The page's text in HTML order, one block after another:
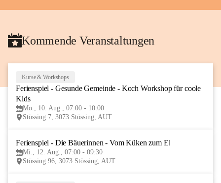
Kommende Veranstaltungen
AUG
Kurse & Workshops
Ferienspiel - Gesunde Gemeinde - Koch Workshop für coole
Kids
Mo., 10. Aug., 07:00 - 10:00
Stössing 7, 3073 Stössing, AUT
Ferienspiel - Die Bäuerinnen - Vom Küken zum Ei
Mi., 12. Aug., 07:00 - 09:30
Stössing 96, 3073 Stössing, AUT